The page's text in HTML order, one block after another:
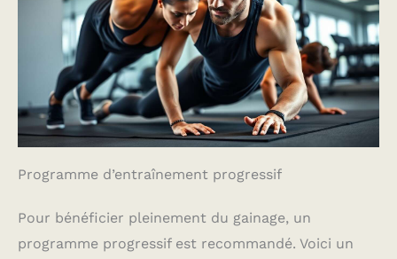
Programme d’entraînement progressif
Pour bénéficier pleinement du gainage, un
programme progressif est recommandé. Voici un